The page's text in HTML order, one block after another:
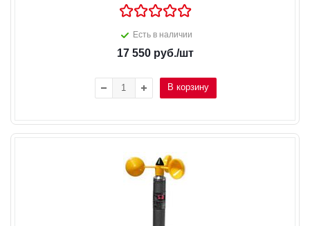
Есть в наличии
17 550 руб./шт
В корзину